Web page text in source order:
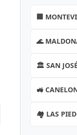
🏢
🌊
🏛️ SAN JOSÉ
🚜
🏘️ LAS